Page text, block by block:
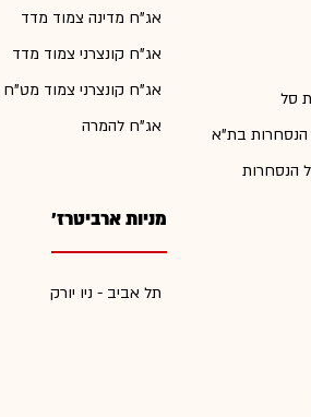
סל
הנסחרות בת"א
הנסחרות
אג"ח מדינה צמוד מדד
אג"ח קונצרני צמוד מדד
אג"ח קונצרני צמוד מט"ח
אג"ח להמרה
מניות ארביטרז'
תל אביב - ניו יורק